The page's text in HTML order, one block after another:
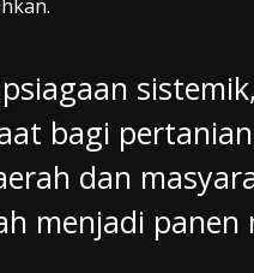
bagi
dan
menjadi panen